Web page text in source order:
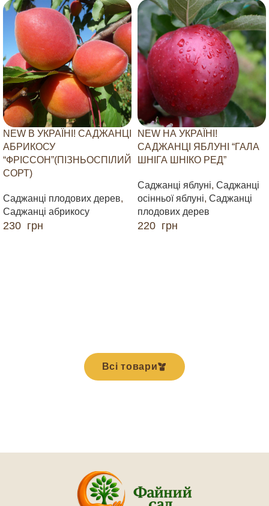
NEW В УКРАЇНІ! САДЖАНЦІ
АБРИКОСУ
“ФРІССОН”(ПІЗНЬОСПІЛИЙ
СОРТ)
Саджанці плодових дерев,
Саджанці абрикосу
230 грн
NEW НА УКРАЇНІ!
САДЖАНЦІ ЯБЛУНІ “ГАЛА
ШНІГА ШНІКО РЕД”
Саджанці яблуні, Саджанці
осінньої яблуні, Саджанці
плодових дерев
220 грн
Всі товари